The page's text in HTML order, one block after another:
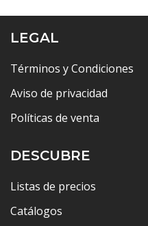
LEGAL
Términos y Condiciones
Aviso de privacidad
Políticas de venta
DESCUBRE
Listas de precios
Catálogos